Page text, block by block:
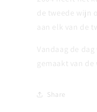
de tweede wijn
aan elk van de
Vandaag de
gemaakt van
Share